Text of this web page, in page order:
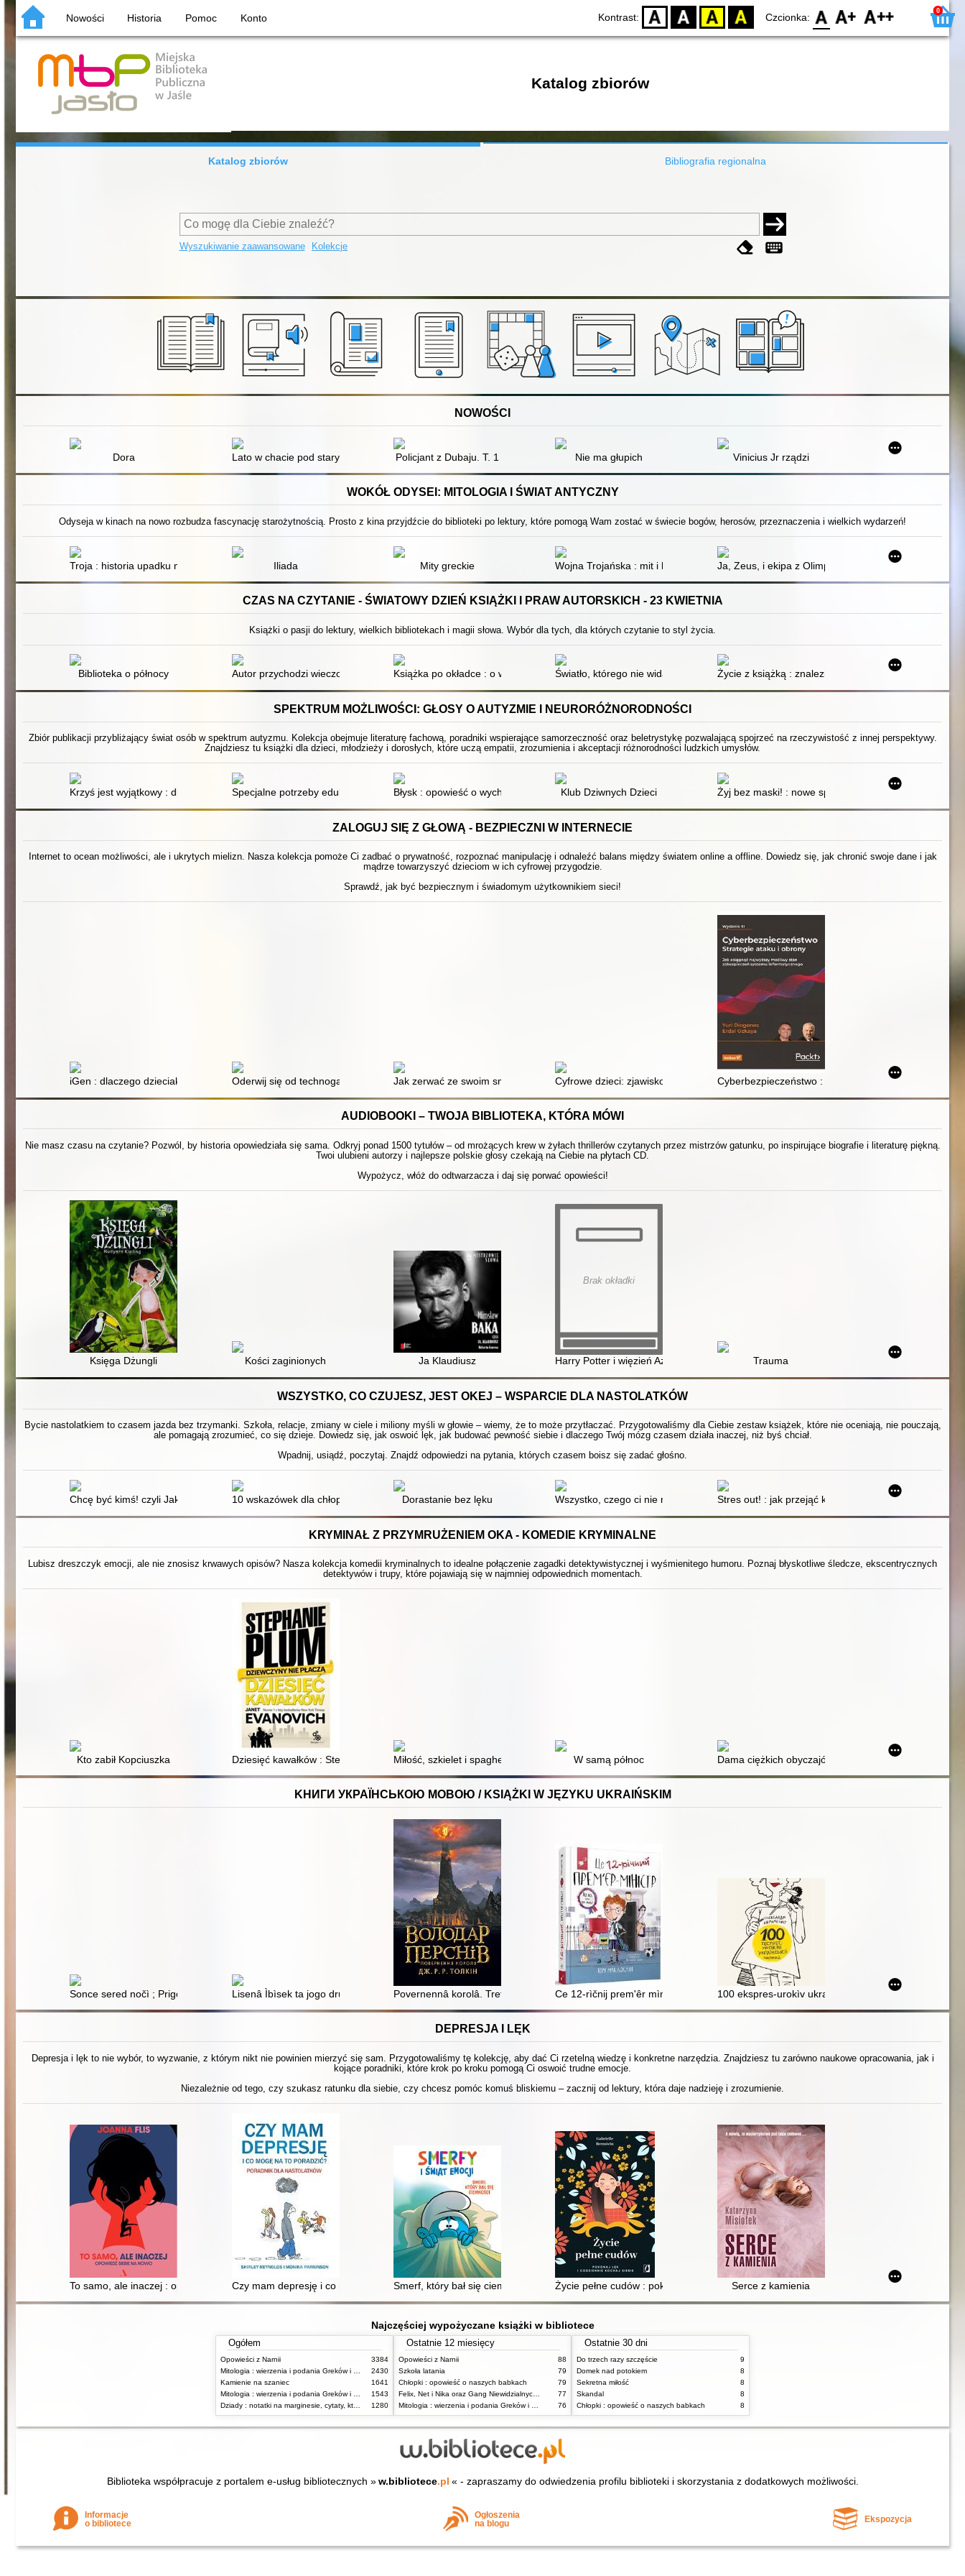
Nowości Historia Pomoc Konto Kontrast: D BW YB BY Czcionka: F0 F1 F2 0
Katalog zbiorów
Katalog zbiorów Bibliografia regionalna
Wyszukiwanie zaawansowane Kolekcje
NOWOŚCI
Dora Lato w chacie pod starym świerkiem Policjant z Dubaju. T. 1 Nie ma głupich Vinicius Jr rządzi
WOKÓŁ ODYSEI: MITOLOGIA I ŚWIAT ANTYCZNY
Odyseja w kinach na nowo rozbudza fascynację starożytnością. Prosto z kina przyjdźcie do biblioteki po lektury, które pomogą Wam zostać w świecie bogów, herosów, przeznaczenia i wielkich wydarzeń!
Troja : historia upadku miasta Iliada Mity greckie Wojna Trojańska : mit i historia Ja, Zeus, i ekipa z Olimpu : bogowie i bohaterowie
CZAS NA CZYTANIE - ŚWIATOWY DZIEŃ KSIĄŻKI I PRAW AUTORSKICH - 23 KWIETNIA
Książki o pasji do lektury, wielkich bibliotekach i magii słowa. Wybór dla tych, dla których czytanie to styl życia.
Biblioteka o północy Autor przychodzi wieczorem : antologia jubileuszowa na 20-lecieKsiążka po okładce : o współczesnym polskim projektowaniu okładek książkowych
Światło, którego nie widać Życie z książką : znalezione w papierzyskach
SPEKTRUM MOŻLIWOŚCI: GŁOSY O AUTYZMIE I NEURORÓŻNORODNOŚCI
Zbiór publikacji przybliżający świat osób w spektrum autyzmu. Kolekcja obejmuje literaturę fachową, poradniki wspierające samorzeczność oraz beletrystykę pozwalającą spojrzeć na rzeczywistość z innej perspektywy.
Znajdziesz tu książki dla dzieci, młodzieży i dorosłych, które uczą empatii, zrozumienia i akceptacji różnorodności ludzkich umysłów.
Krzyś jest wyjątkowy : dla dzieci o autyzmieSpecjalne potrzeby edukacyjne ucznia w praktyce życia szkolnego
Błysk : opowieść o wychowaniu, geniuszu i autyzmie
Klub Dziwnych Dzieci Żyj bez maski! : nowe spojrzenie na ADHD, autyzm i
ZALOGUJ SIĘ Z GŁOWĄ - BEZPIECZNI W INTERNECIE
Internet to ocean możliwości, ale i ukrytych mielizn. Nasza kolekcja pomoże Ci zadbać o prywatność, rozpoznać manipulację i odnaleźć balans między światem online a offline. Dowiedz się, jak chronić swoje dane i jak
mądrze towarzyszyć dzieciom w ich cyfrowej przygodzie.
Sprawdź, jak być bezpiecznym i świadomym użytkownikiem sieci!
iGen : dlaczego dzieciaki dorastające w sieci są mniej zbuntowane, bardziej tolerancyjne, mniej szczęśliwe - i zupełnie nieprzygotowane do dorosłości* i co to oznacza dla nas wszystkich
Oderwij się od technogadżetów : jak się bawić w realnym świecie!
Jak zerwać ze swoim smartfonem Cyfrowe dzieci: zjawisko, uwarunkowania, kluczowe problemyCyberbezpieczeństwo : strategie ataku i obrony : jak
AUDIOBOOKI – TWOJA BIBLIOTEKA, KTÓRA MÓWI
Nie masz czasu na czytanie? Pozwól, by historia opowiedziała się sama. Odkryj ponad 1500 tytułów – od mrożących krew w żyłach thrillerów czytanych przez mistrzów gatunku, po inspirujące biografie i literaturę piękną.
Twoi ulubieni autorzy i najlepsze polskie głosy czekają na Ciebie na płytach CD.
Wypożycz, włóż do odtwarzacza i daj się porwać opowieści!
Księga Dżungli Kości zaginionych Ja Klaudiusz
Brak okładki
Harry Potter i więzień Azkabanu. CD 1-10 Trauma
WSZYSTKO, CO CZUJESZ, JEST OKEJ – WSPARCIE DLA NASTOLATKÓW
Bycie nastolatkiem to czasem jazda bez trzymanki. Szkoła, relacje, zmiany w ciele i miliony myśli w głowie – wiemy, że to może przytłaczać. Przygotowaliśmy dla Ciebie zestaw książek, które nie oceniają, nie pouczają,
ale pomagają zrozumieć, co się dzieje. Dowiedz się, jak oswoić lęk, jak budować pewność siebie i dlaczego Twój mózg czasem działa inaczej, niż byś chciał.
Wpadnij, usiądź, poczytaj. Znajdź odpowiedzi na pytania, których czasem boisz się zadać głośno.
Chcę być kimś! czyli Jak osiągnąć cele w czasach, gdy wszyscy dookoła mają wywalone. [2]
10 wskazówek dla chłopców na temat dojrzewania, dziewczyn i seksu : książko-komiks o dojrzewaniu dla prawdziwych chłopaków
Dorastanie bez lęku Wszystko, czego ci nie mówią, gdy jesteś nastolatkiem : jak przygotować się na dorosłość
Stres out! : jak przejąć kontrolę nad stresem :
KRYMINAŁ Z PRZYMRUŻENIEM OKA - KOMEDIE KRYMINALNE
Lubisz dreszczyk emocji, ale nie znosisz krwawych opisów? Nasza kolekcja komedii kryminalnych to idealne połączenie zagadki detektywistycznej i wyśmienitego humoru. Poznaj błyskotliwe śledcze, ekscentrycznych
detektywów i trupy, które pojawiają się w najmniej odpowiednich momentach.
Kto zabił Kopciuszka Dziesięć kawałków : Stephanie Plum : dziewczyny nie płaczą
Miłość, szkielet i spaghetti W samą północ Dama ciężkich obyczajów
KНИГИ УКРАЇНСЬКОЮ МОВОЮ / KSIĄŻKI W JĘZYKU UKRAIŃSKIM
Sonce sered nočì ; Prigodi v PavutinìïLisenâ Ìbìsek ta jogo druzì : knižečka dlâ dìtej I-III klasìv počatkovoï školi
Povernennâ korolâ. Tretâ častina trilogìïCe 12-rìčnij prem'êr mìnìstr 100 ekspres-urokìv ukraïns'koï. Častina 2
DEPRESJA I LĘK
Depresja i lęk to nie wybór, to wyzwanie, z którym nikt nie powinien mierzyć się sam. Przygotowaliśmy tę kolekcję, aby dać Ci rzetelną wiedzę i konkretne narzędzia. Znajdziesz tu zarówno naukowe opracowania, jak i
kojące poradniki, które krok po kroku pomogą Ci oswoić trudne emocje.
Niezależnie od tego, czy szukasz ratunku dla siebie, czy chcesz pomóc komuś bliskiemu – zacznij od lektury, która daje nadzieję i zrozumienie.
To samo, ale inaczej : opowiedz siebie na nowoCzy mam depresję i co mogę na to poradzić? : poradnik dla nastolatków
Smerf, który bał się ciemności Życie pełne cudów : pokonaj lęk i codziennie kochaj siebie
Serce z kamienia
Najczęściej wypożyczane książki w bibliotece
Ogółem
Opowieści z Narnii
3384
2430
Kamienie na szaniec
1641
1543
1280
Ostatnie 12 miesięcy
Opowieści z Narnii
88
Szkoła latania
79
Chłopki : opowieść o naszych babkach
79
77
76
Ostatnie 30 dni
Do trzech razy szczęście
9
Domek nad potokiem
8
Sekretna miłość
8
Skandal
8
Chłopki : opowieść o naszych babkach
8
Biblioteka współpracuje z portalem e-usług bibliotecznych » w.bibliotece.pl « - zapraszamy do odwiedzenia profilu biblioteki i skorzystania z dodatkowych możliwości.
Informacje
o bibliotece
Ogłoszenia
na blogu
Ekspozycja